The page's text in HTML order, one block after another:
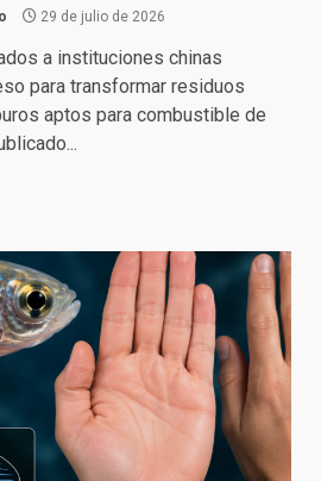
29 de julio de 2026
a instituciones chinas
para transformar residuos
aptos para combustible de